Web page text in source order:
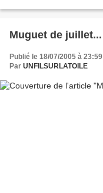
Muguet de juillet...
Publié le 18/07/2005 à 23:59
Par UNFILSURLATOILE